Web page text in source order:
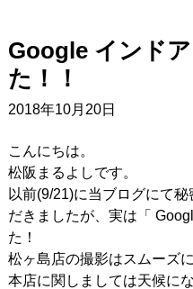
Google インド
た！！
2018年10月20日
こんにちは。
松阪まるよしです。
以前(9/21)に当ブログにて
だきましたが、実は「
た！
松ヶ島店の撮影はスムーズ
本店に関しましては天候に